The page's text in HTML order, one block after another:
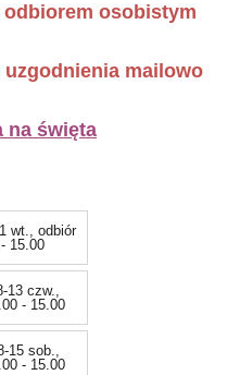
osobistym
mailowo
na święta
wt., odbiór
15.00
13 czw.,
- 15.00
15 sob.,
- 15.00